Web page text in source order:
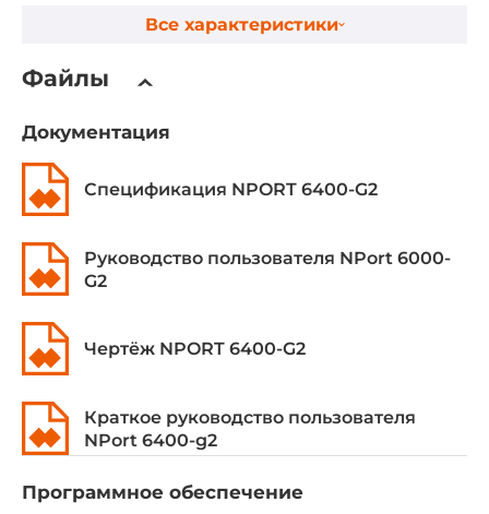
COM портов RS-232/422/485
Изоляция COM портов
Сетевые протоколы
Static Routing, RIP V1/V2
Протоколы управления
DHCP Server/Client, SMTP, SNMPv1/v2c/v3, UDP, DNS,
TCP/IP, SNTP Client, SNTP, ARP, ICMP, WINS
HTTPS, RADIUS, TACACS+, SSH2, SMTPS
Параметры коммутатора
Все характеристики
Файлы
Документация
Спецификация NPORT 6400-G2
Руководство пользователя NPort 6000-
G2
Чертёж NPORT 6400-G2
Краткое руководство пользователя
NPort 6400-g2
Программное обеспечение